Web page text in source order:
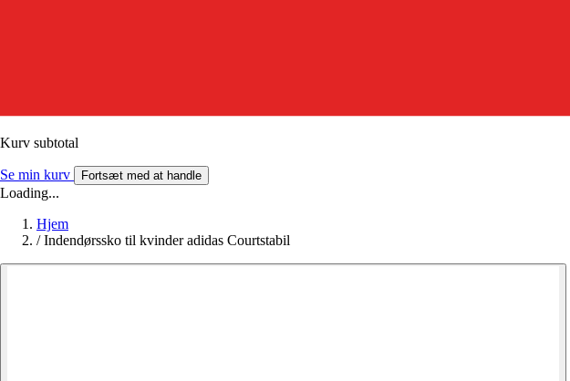
Kurv subtotal
Se min kurv Fortsæt med at handle
Loading...
Hjem
/ Indendørssko til kvinder adidas Courtstabil